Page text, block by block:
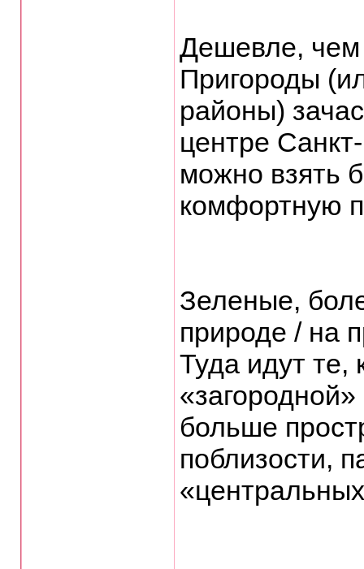
Дешевле, чем
Пригороды
районы)
центре
можно взять
комфортную
Зеленые,
природе / на
Туда идут те,
больше
поблизости,